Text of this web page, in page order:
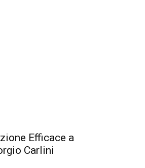
Efficace a
Carlini